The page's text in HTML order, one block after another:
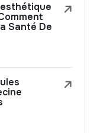
Santé De